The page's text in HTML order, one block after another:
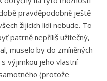
pravděpodobně ještě
žijících lidí nebude. To
patrně nepříliš užitečný,
muselo by do zmíněných
výjimkou jeho vlastní
(protože